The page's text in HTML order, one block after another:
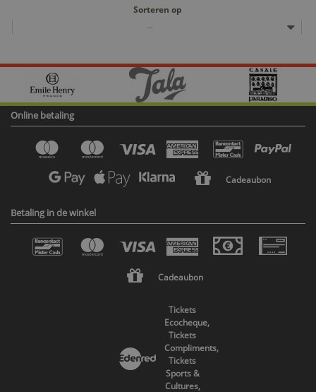
Sorteren op
--
Online betaling
Cadeaubon
Betaling in de winkel
Cadeaubon
Tickets
Ecocheque,
Tickets
Compliments,
Tickets
Sports &
Cultures,